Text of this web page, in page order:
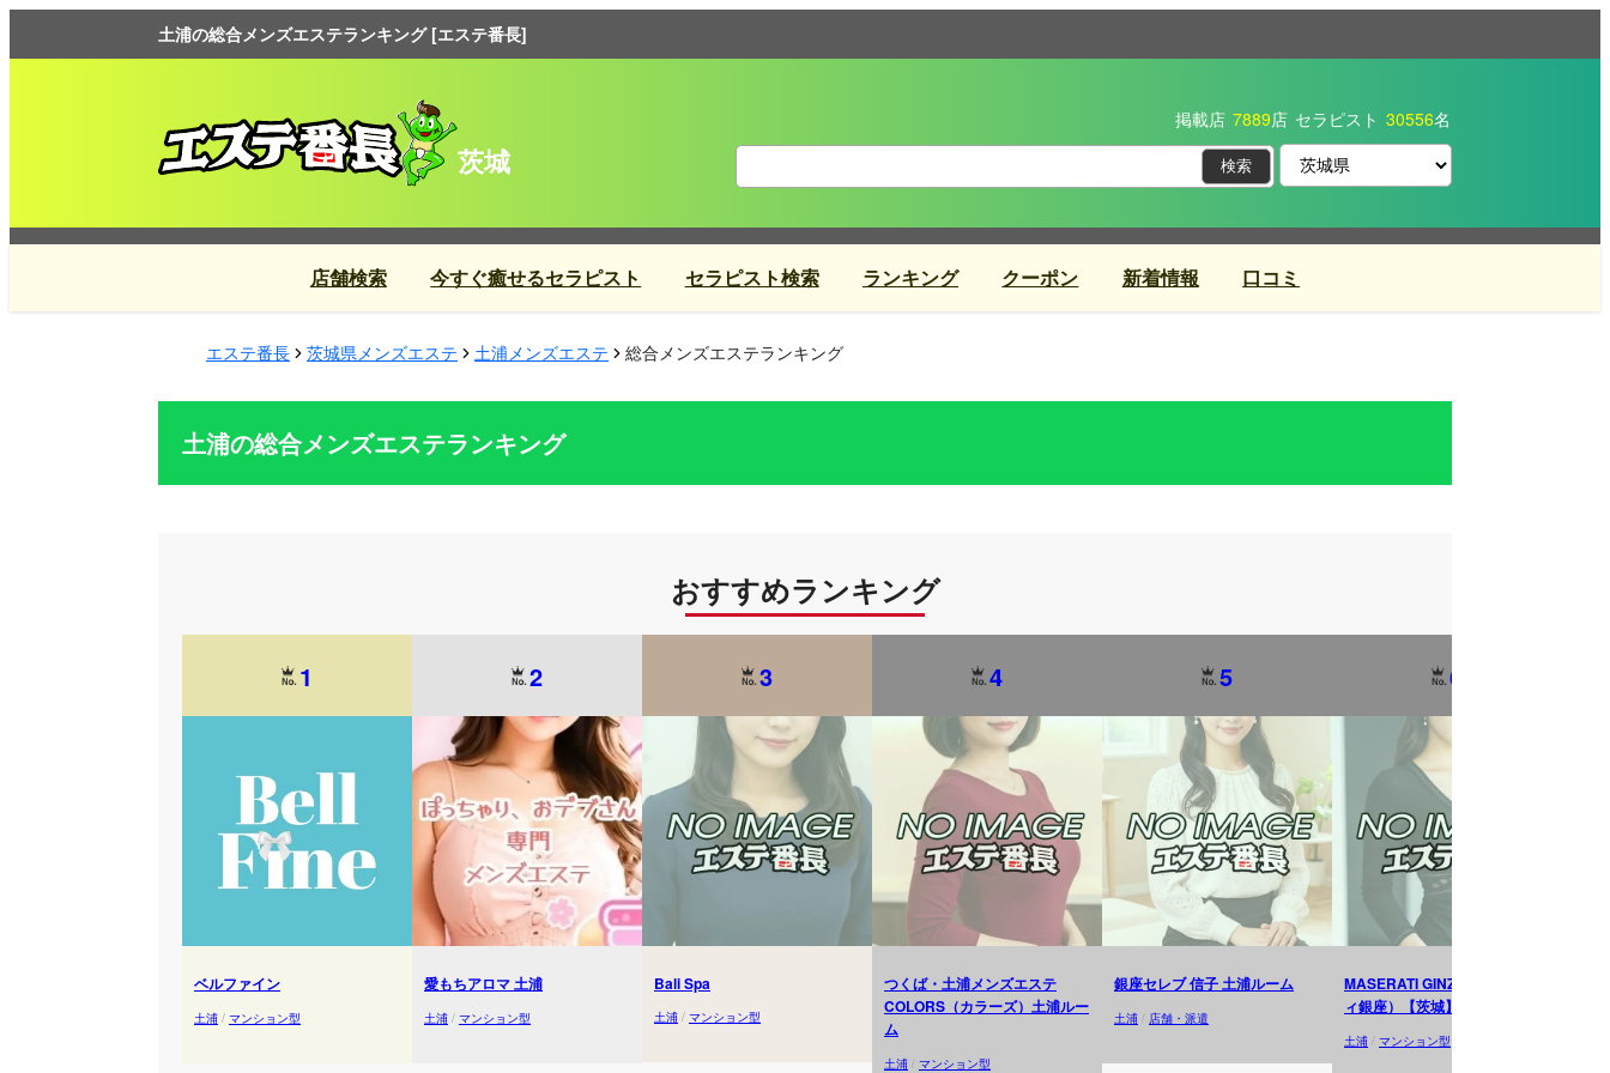
土浦の総合メンズエステランキング [エステ番長]
茨城
掲載店 7889店 セラピスト 30556名
店舗検索 今すぐ癒せるセラピスト セラピスト検索 ランキング クーポン 新着情報 口コミ
エステ番長 茨城県メンズエステ 土浦メンズエステ 総合メンズエステランキング
土浦の総合メンズエステランキング
おすすめランキング
1
ベルファイン
土浦 / マンション型
2
愛もちアロマ 土浦
土浦 / マンション型
3
Bali Spa
土浦 / マンション型
4
つくば・土浦メンズエステ
COLORS（カラーズ）土浦ルー
ム
土浦 / マンション型
5
銀座セレブ 信子 土浦ルーム
土浦 / 店舗・派遣
6
MASERATI GINZA（マセラテ
ィ銀座）【茨城】土浦ルーム
土浦 / マンション型